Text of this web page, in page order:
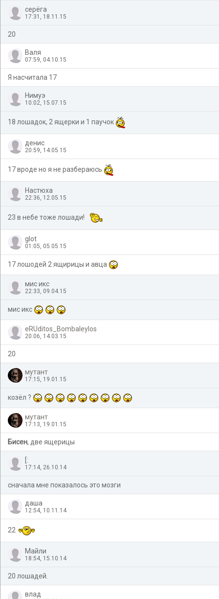
серёга
17:31, 18.11.15
20
Валя
07:59, 04.10.15
Я насчитала 17
Нимуэ
10:02, 15.07.15
18 лошадок, 2 ящерки и 1 паучок
денис
20:59, 14.05.15
17 вроде но я не разбераюсь
Настюха
22:36, 12.05.15
23 в небе тоже лошади!
glot
01:05, 05.05.15
17 лошодей 2 ящирицы и авца
мис икс
22:33, 09.04.15
мис икс
eRUditos_Bombaleylos
20:06, 14.03.15
20
мутант
17:15, 19.01.15
козёл ?
мутант
17:13, 19.01.15
Бисен, две ящерицы
[:
17:14, 26.10.14
сначала мне показалось это мозги
даша
12:54, 10.11.14
22
Майли
18:54, 15.10.14
20 лошадей.
влад